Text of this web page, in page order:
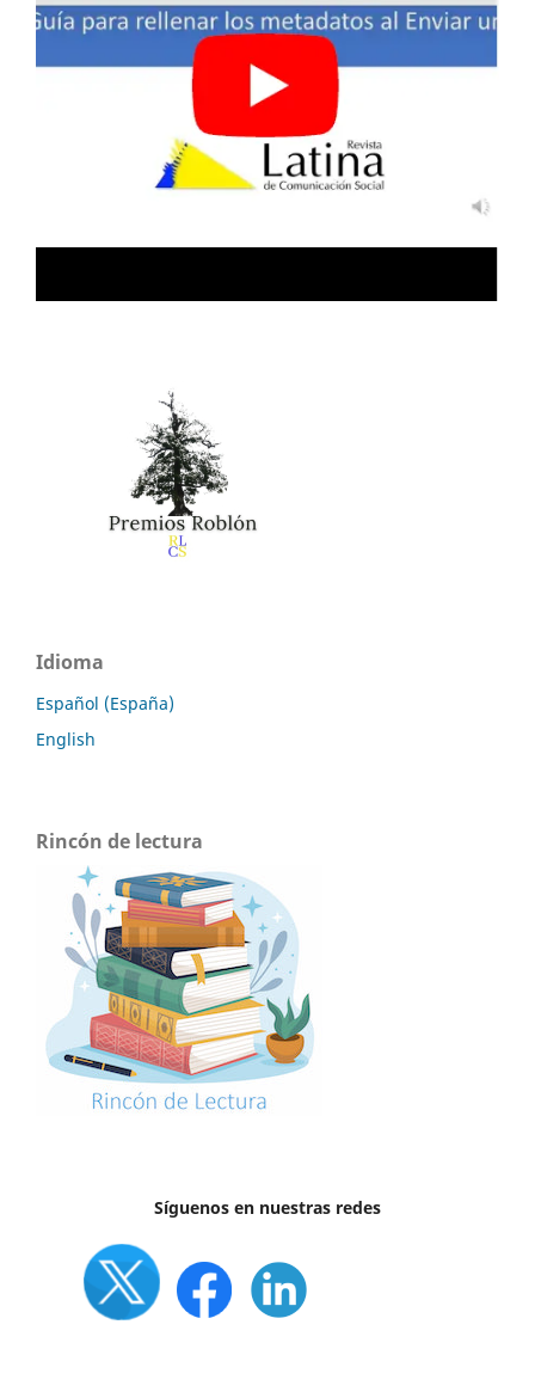
Idioma
Español (España)
English
Rincón de lectura
Síguenos en nuestras redes